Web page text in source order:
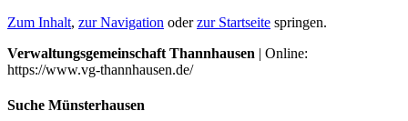
Zum Inhalt, zur Navigation oderzur Startseite springen.
Verwaltungsgemeinschaft Thannhausen | Online:
https://www.vg-thannhausen.de/
Suche Münsterhausen